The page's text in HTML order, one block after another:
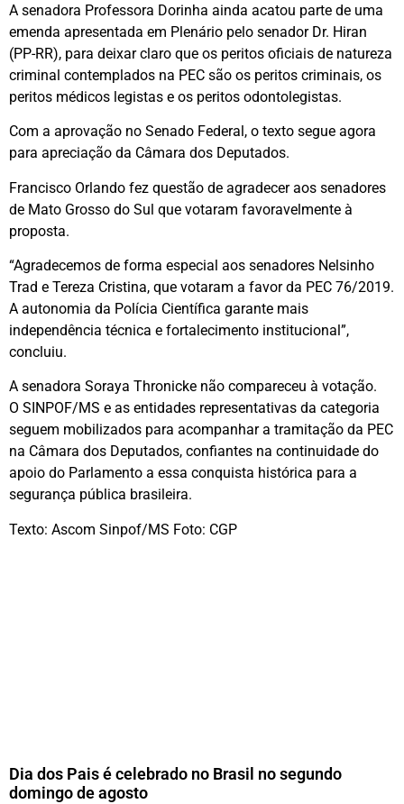
A senadora Professora Dorinha ainda acatou parte de uma
emenda apresentada em Plenário pelo senador Dr. Hiran
(PP-RR), para deixar claro que os peritos oficiais de natureza
criminal contemplados na PEC são os peritos criminais, os
peritos médicos legistas e os peritos odontolegistas.
Com a aprovação no Senado Federal, o texto segue agora
para apreciação da Câmara dos Deputados.
Francisco Orlando fez questão de agradecer aos senadores
de Mato Grosso do Sul que votaram favoravelmente à
proposta.
“Agradecemos de forma especial aos senadores Nelsinho
Trad e Tereza Cristina, que votaram a favor da PEC 76/2019.
A autonomia da Polícia Científica garante mais
independência técnica e fortalecimento institucional”,
concluiu.
A senadora Soraya Thronicke não compareceu à votação.
O SINPOF/MS e as entidades representativas da categoria
seguem mobilizados para acompanhar a tramitação da PEC
na Câmara dos Deputados, confiantes na continuidade do
apoio do Parlamento a essa conquista histórica para a
segurança pública brasileira.
Texto: Ascom Sinpof/MS Foto: CGP
Dia dos Pais é celebrado no Brasil no segundo
domingo de agosto